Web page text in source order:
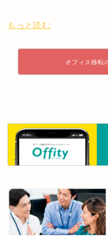
もっと読む
オフィス移転